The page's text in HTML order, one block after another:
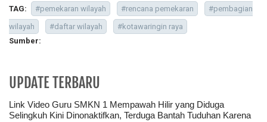
TAG:
#pemekaran wilayah #rencana pemekaran
#pembagian
wilayah
#daftar wilayah
#kotawaringin raya
Sumber:
UPDATE TERBARU
Link Video Guru SMKN 1 Mempawah Hilir yang Diduga
Selingkuh Kini Dinonaktifkan, Terduga Bantah Tuduhan Karena